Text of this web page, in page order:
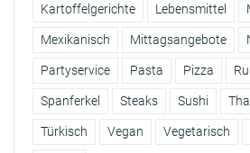
Kartoffelgerichte Lebensmittel
Mexikanisch Mittagsangebote
Partyservice Pasta Pizza
Spanferkel Steaks Sushi
Türkisch Vegan Vegetarisch